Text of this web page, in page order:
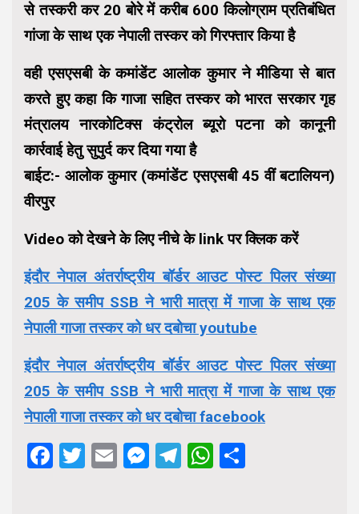
से तस्करी कर 20 बोरे में करीब 600 किलोग्राम प्रतिबंधित
गांजा के साथ एक नेपाली तस्कर को गिरफ्तार किया है
वही एसएसबी के कमांडेंट आलोक कुमार ने मीडिया से बात
करते हुए कहा कि गाजा सहित तस्कर को भारत सरकार गृह
मंत्रालय नारकोटिक्स कंट्रोल ब्यूरो पटना को कानूनी
कार्रवाई हेतु सुपुर्द कर दिया गया है
बाईट:- आलोक कुमार (कमांडेंट एसएसबी 45 वीं बटालियन)
वीरपुर
Video को देखने के लिए नीचे के link पर क्लिक करें
इंदौर नेपाल अंतर्राष्ट्रीय बॉर्डर आउट पोस्ट पिलर संख्या
205 के समीप SSB ने भारी मात्रा में गाजा के साथ एक
नेपाली गाजा तस्कर को धर दबोचा youtube
इंदौर नेपाल अंतर्राष्ट्रीय बॉर्डर आउट पोस्ट पिलर संख्या
205 के समीप SSB ने भारी मात्रा में गाजा के साथ एक
नेपाली गाजा तस्कर को धर दबोचा facebook
Facebook
Twitter
EmailMessenger
Telegram
WhatsApp